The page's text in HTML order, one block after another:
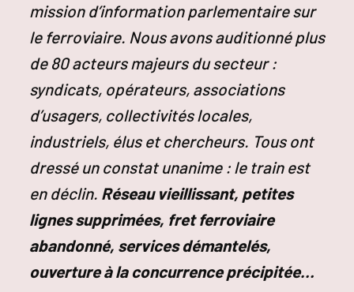
mission d’information parlementaire sur
le ferroviaire. Nous avons auditionné plus
de 80 acteurs majeurs du secteur :
syndicats, opérateurs, associations
d’usagers, collectivités locales,
industriels, élus et chercheurs. Tous ont
dressé un constat unanime : le train est
en déclin. Réseau vieillissant, petites
lignes supprimées, fret ferroviaire
abandonné, services démantelés,
ouverture à la concurrence précipitée…